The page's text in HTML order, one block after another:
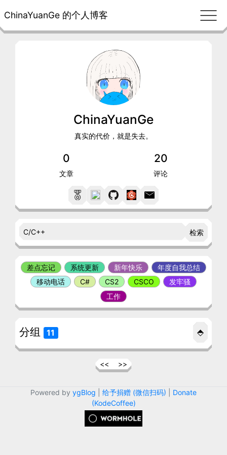
ChinaYuanGe 的个人博客
<< >>
ChinaYuanGe
真实的代价，就是失去。
0
文章
20
评论
检索
差点忘记 系统更新 新年快乐
年度自我总结
移动电话
C# CS2 CSCO
发牢骚
工作
分组 11 ⬘
Powered by ygBlog 给予捐赠 (微信扫码)
Donate
(KodeCoffee)